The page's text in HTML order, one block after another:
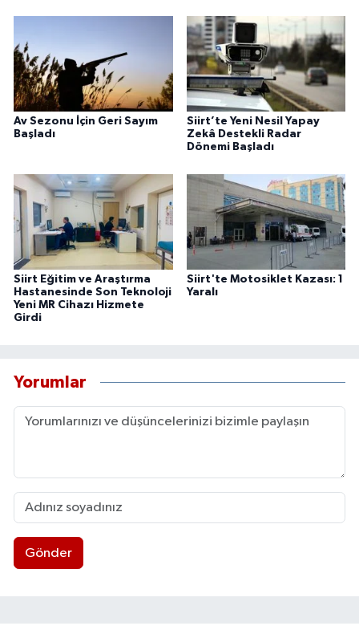
Av Sezonu İçin Geri Sayım
Başladı
Siirt’te Yeni Nesil Yapay
Zekâ Destekli Radar
Dönemi Başladı
Siirt Eğitim ve Araştırma
Hastanesinde Son Teknoloji
Yeni MR Cihazı Hizmete
Girdi
Siirt'te Motosiklet Kazası: 1
Yaralı
Yorumlar
Gönder